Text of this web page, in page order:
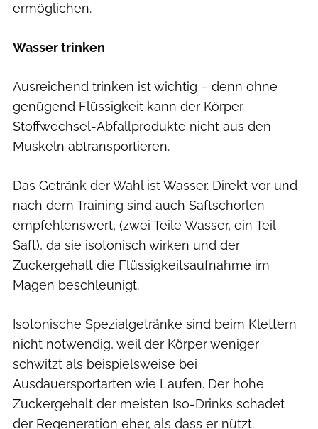
ermöglichen.
Wasser trinken
Ausreichend trinken ist wichtig – denn ohne
genügend Flüssigkeit kann der Körper
Stoffwechsel-Abfallprodukte nicht aus den
Muskeln abtransportieren.
Das Getränk der Wahl ist Wasser. Direkt vor und
nach dem Training sind auch Saftschorlen
empfehlenswert, (zwei Teile Wasser, ein Teil
Saft), da sie isotonisch wirken und der
Zuckergehalt die Flüssigkeitsaufnahme im
Magen beschleunigt.
Isotonische Spezialgetränke sind beim Klettern
nicht notwendig, weil der Körper weniger
schwitzt als beispielsweise bei
Ausdauersportarten wie Laufen. Der hohe
Zuckergehalt der meisten Iso-Drinks schadet
der Regeneration eher, als dass er nützt.